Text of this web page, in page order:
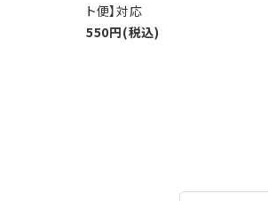
ト便】対応
550円(税込)